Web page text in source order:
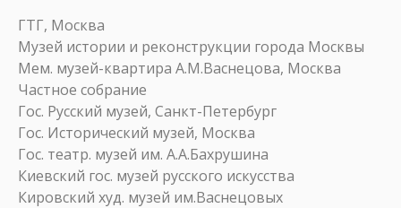
ГТГ, Москва
Музей истории и реконструкции города Москвы
Мем. музей-квартира А.М.Васнецова, Москва
Частное собрание
Гос. Русский музей, Санкт-Петербург
Гос. Исторический музей, Москва
Гос. театр. музей им. А.А.Бахрушина
Киевский гос. музей русского искусства
Кировский худ. музей им.Васнецовых